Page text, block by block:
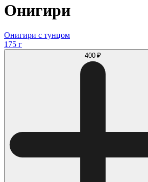
Онигири
Онигири с тунцом
175 г
400 ₽